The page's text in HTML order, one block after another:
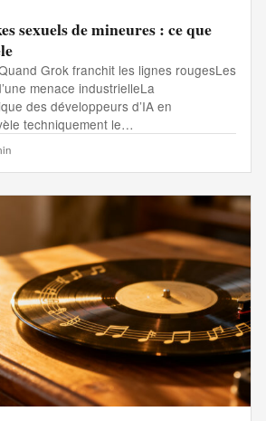
sexuels de mineures : ce que
Grok franchit les lignes rougesLes
menace industrielleLa
des développeurs d’IA en
techniquement le…